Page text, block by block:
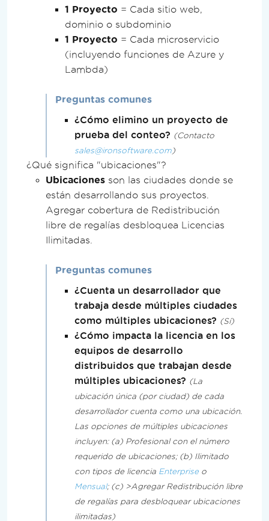
1 Proyecto = Cada sitio web,
dominio o subdominio
1 Proyecto = Cada microservicio
(incluyendo funciones de Azure y
Lambda)
Preguntas comunes
¿Cómo elimino un proyecto de
prueba del conteo?
Contacto
sales@ironsoftware.com
¿Qué significa "ubicaciones"?
Ubicaciones son las ciudades donde se
están desarrollando sus proyectos.
Agregar cobertura de Redistribución
libre de regalías desbloquea Licencias
Ilimitadas.
Preguntas comunes
¿Cuenta un desarrollador que
trabaja desde múltiples ciudades
como múltiples ubicaciones?
Sí
¿Cómo impacta la licencia en los
equipos de desarrollo
distribuidos que trabajan desde
múltiples ubicaciones?
La
ubicación única (por ciudad) de cada
desarrollador cuenta como una ubicación.
Las opciones de múltiples ubicaciones
incluyen: (a) Profesional con el número
requerido de ubicaciones; (b) Ilimitado
con tipos de licencia Enterprise o
Mensual; (c) >Agregar Redistribución libre
de regalías para desbloquear ubicaciones
ilimitadas